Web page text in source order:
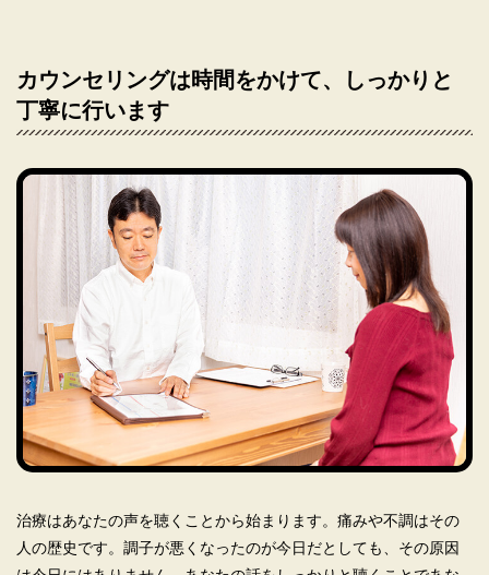
カウンセリングは時間をかけて、しっかりと
丁寧に行います
治療はあなたの声を聴くことから始まります。痛みや不調はその
人の歴史です。調子が悪くなったのが今日だとしても、その原因